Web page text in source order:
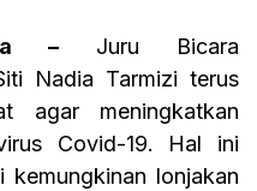
– Juru Bicara
Nadia Tarmizi terus
agar meningkatkan
Covid-19. Hal ini
kemungkinan lonjakan